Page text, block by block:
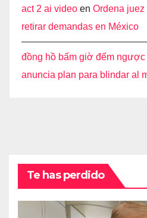
act 2 ai video en Ordena juez
retirar demandas en México
đồng hồ bấm giờ đếm ngược
anuncia plan para blindar al
Te has perdido